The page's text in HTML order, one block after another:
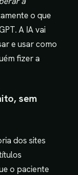
o que
A IA vai
e usar como
fizer a
sem
dos sites
o paciente